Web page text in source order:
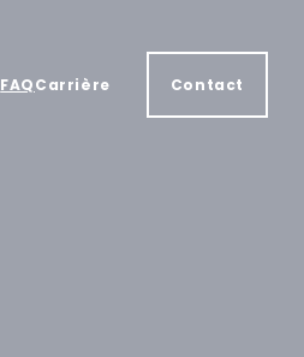
FAQCarrière Contact